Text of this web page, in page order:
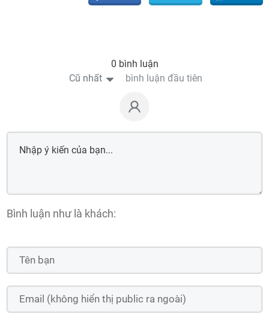
0 bình luận
Cũ nhất
bình luận đầu tiên
Bình luận như là khách: